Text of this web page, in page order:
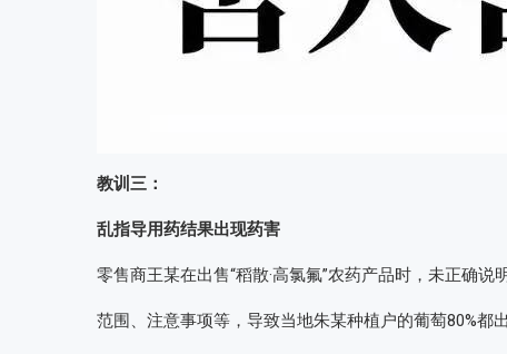
教训三：
乱指导用药结果出现药害
零售商王某在出售“稻散·高氯氟”农药产品时，未正确说
范围、注意事项等，导致当地朱某种植户的葡萄80%都